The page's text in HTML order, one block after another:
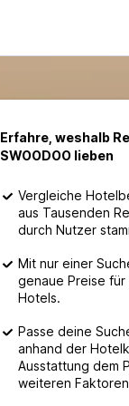
Erfahre, weshalb
SWOODOO lieben
Vergleiche
aus Tausenden
durch Nutzer
Mit nur einer
genaue Preise für
Hotels.
Passe deine
anhand der
Ausstattung dem
weiteren